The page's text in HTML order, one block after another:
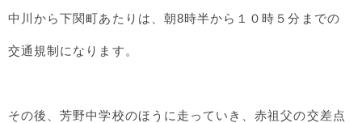
中川から下関町あたりは、朝8時半から１０時５分までの
交通規制になります。
その後、芳野中学校のほうに走っていき、赤祖父の交差点